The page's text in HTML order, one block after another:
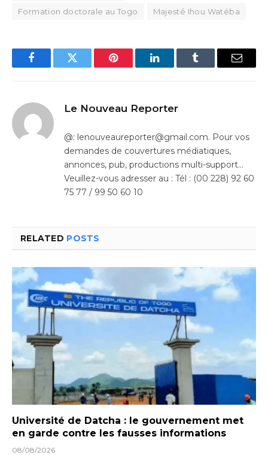
Formation doctorale au Togo Majesté Ihou Watéba
FacebookTwitter Pinterest LinkedInTumblr Email
Le Nouveau Reporter
@: lenouveaureporter@gmail.com. Pour vos
demandes de couvertures médiatiques,
annonces, pub, productions multi-support…
Veuillez-vous adresser au : Tél : (00 228) 92 60
75 77 / 99 50 60 10
RELATED POSTS
Université de Datcha : le gouvernement met
en garde contre les fausses informations
08/08/2026